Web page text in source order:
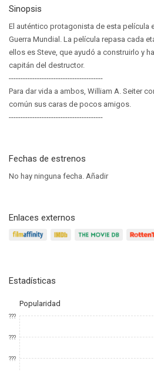
Sinopsis
El auténtico protagonista de esta película
Guerra Mundial. La película repasa cada
ellos es Steve, que ayudó a construirlo y
capitán del destructor.
----------------------------------------
Para dar vida a ambos, William A. Seiter
común sus caras de pocos amigos.
----------------------------------------
Fechas de estrenos
No hay ninguna fecha. Añadir
Enlaces externos
Estadísticas
Popularidad
???
???
???